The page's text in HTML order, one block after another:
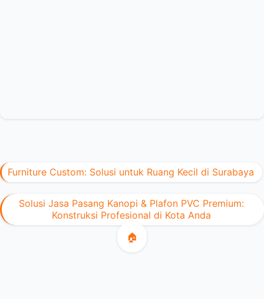
Furniture Custom: Solusi untuk Ruang Kecil di Surabaya
Solusi Jasa Pasang Kanopi & Plafon PVC Premium:
Konstruksi Profesional di Kota Anda
🏠